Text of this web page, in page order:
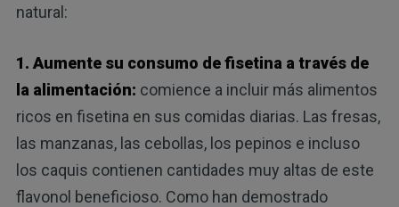
natural:
1. Aumente su consumo de fisetina a través de
la alimentación: comience a incluir más alimentos
ricos en fisetina en sus comidas diarias. Las fresas,
las manzanas, las cebollas, los pepinos e incluso
los caquis contienen cantidades muy altas de este
flavonol beneficioso. Como han demostrado